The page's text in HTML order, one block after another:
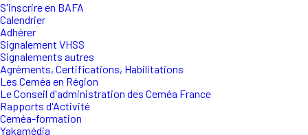
S'inscrire en BAFA
Calendrier
Adhérer
Signalement VHSS
Signalements autres
Agréments, Certifications, Habilitations
Les Ceméa en Région
Le Conseil d'administration des Ceméa France
Rapports d'Activité
Ceméa-formation
Yakamédia